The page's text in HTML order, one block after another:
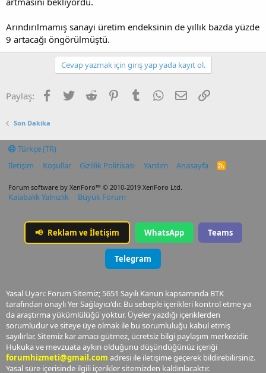
Arındırılmamış sanayi üretim endeksinin de yıllık bazda yüzde
9 artacağı öngörülmüştü.
Cevap yazmak için giriş yap yada kayıt ol.
Paylaş: Facebook
TwitterReddit PinterestTumblrWhatsApp
E-postaLink
Son Dakika
Türkçe (TR)
İletişim
Koşullar Gizlilik Politikası Yardım Anasayfa
R
Forum software by XenForo™ © 2010-2019 XenForo Ltd.
Kalabalık Yalnızlık Büyük Forum
📢 Reklam ve İletişim WhatsApp Teams
Telegram
Yasal Uyarı: Forum Sitemiz; 5651 Sayılı Kanun kapsamında BTK
tarafından onaylı Yer Sağlayıcı'dır. Bu sebeple içerikleri kontrol etme ya
da araştırma yükümlülüğü yoktur. Üyeler yazdığı içeriklerden
sorumludur ve siteye üye olmak ile bu sorumluluğu kabul etmiş
sayılırlar. Sitemiz kar amacı gütmez, ücretsiz bilgi paylaşım merkezidir.
Hukuka ve mevzuata aykırı olduğunu düşündüğünüz içeriği
forumhizmeti@gmail.com adresi ile iletişime geçerek bildirebilirsiniz.
Yasal süre içerisinde ilgili içerikler sitemizden kaldırılacaktır.